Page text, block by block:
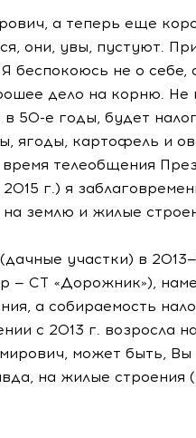
а теперь еще
они, увы, пустуют.
беспокоюсь не о себе,
дело на корню. Не
в 50-е годы, будет
ягоды, картофель и
время телеобщения
г.) я
на землю и жилые
участки) в
— СТ «Дорожник»),
а собираемость
с 2013 г. возросла
может быть, Вы
на жилые строения